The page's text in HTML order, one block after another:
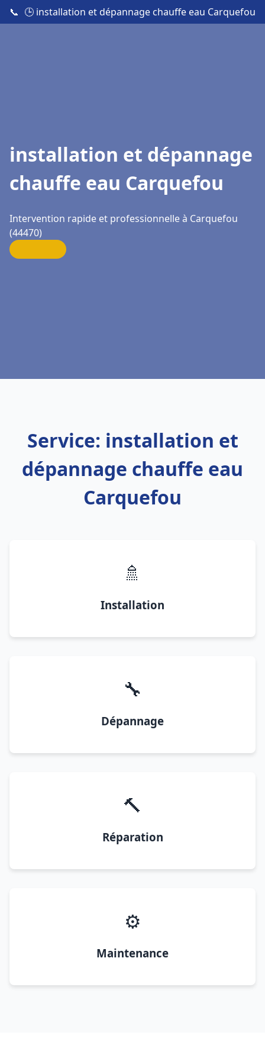
📞 🕒 installation et dépannage chauffe eau Carquefou
installation et dépannage
chauffe eau Carquefou
Intervention rapide et professionnelle à Carquefou
(44470)
Service: installation et
dépannage chauffe eau
Carquefou
🚿
Installation
🔧
Dépannage
🔨
Réparation
⚙️
Maintenance